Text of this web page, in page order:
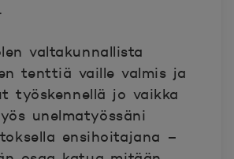
valtakunnallista
tenttiä vaille valmis ja
työskennellä jo vaikka
unelmatyössäni
ensihoitajana –